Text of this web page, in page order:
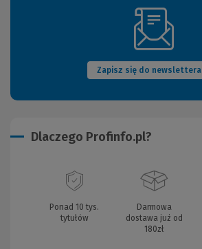
Zapisz się do newslettera
(Nowe
okno)
Dlaczego Profinfo.pl?
Ponad 10 tys.
tytułów
Darmowa
dostawa już od
180zł